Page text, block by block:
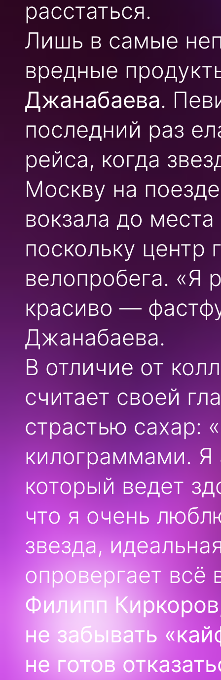
расстаться.
Лишь в самые
вредные
Джанабаева.
последний раз
рейса, когда
Москву на
вокзала до
поскольку центр
велопробега. «Я
красиво —
Джанабаева.
В отличие от
считает своей
страстью сахар:
килограммами. Я
который ведет
что я очень
звезда,
опровергает всё
Филипп
не забывать
не готов